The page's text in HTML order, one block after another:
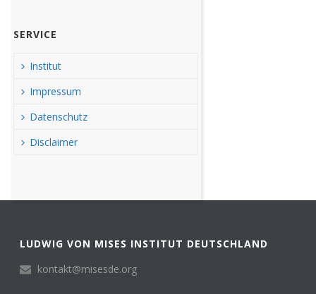
SERVICE
Institut
Impressum
Datenschutz
Disclaimer
LUDWIG VON MISES INSTITUT DEUTSCHLAND
kontakt@misesde.org